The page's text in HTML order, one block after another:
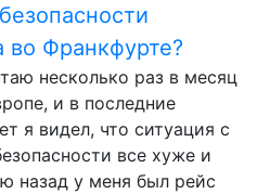
во Франкфурте?
несколько раз в месяц
и в последние
я видел, что ситуация с
все хуже и
назад у меня был рейс